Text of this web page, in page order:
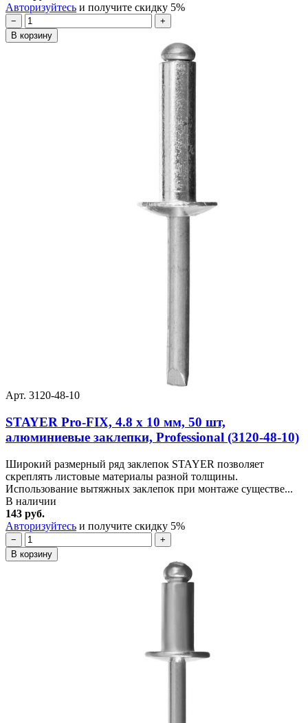
Авторизуйтесь и получите скидку 5%
−
+
В корзину
Арт. 3120-48-10
STAYER Pro-FIX, 4.8 х 10 мм, 50 шт,
алюминиевые заклепки, Professional (3120-48-10)
Широкий размерный ряд заклепок STAYER позволяет
скреплять листовые материалы разной толщины.
Использование вытяжных заклепок при монтаже существе...
В наличии
143 руб.
Авторизуйтесь и получите скидку 5%
−
+
В корзину